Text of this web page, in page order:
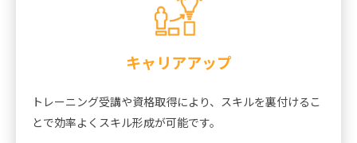
キャリアアップ
トレーニング受講や資格取得により、スキルを裏付けるこ
とで効率よくスキル形成が可能です。